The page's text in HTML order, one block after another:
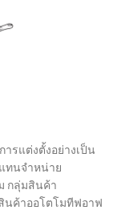
รแต่งตั้งอย่างเป็น
ทนจำหน่าย
กลุ่มสินค้า
นค้าออโตโมทีฟอาฟ